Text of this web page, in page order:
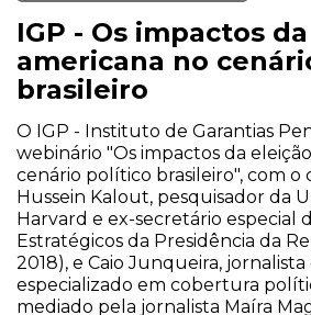
IGP - Os impactos
americana no
brasileiro
O IGP - Instituto de Garantias
webinário "Os impactos da
cenário político brasileiro", com o
Hussein Kalout, pesquisador da
Harvard e ex-secretário especial
Estratégicos da Presidência da
2018), e Caio Junqueira, jornalista
especializado em cobertura
mediado pela jornalista Maíra